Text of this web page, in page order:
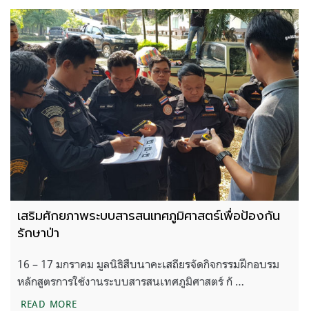
เสริมศักยภาพระบบสารสนเทศภูมิศาสตร์เพื่อป้องกัน
รักษาป่า
16 – 17 มกราคม มูลนิธิสืบนาคะเสถียรจัดกิจกรรมฝึกอบรม
หลักสูตรการใช้งานระบบสารสนเทศภูมิศาสตร์ กั …
READ MOREเสริมศักยภาพระบบสารสนเทศภูมิศาสตร์เพื่อป้องกันรั